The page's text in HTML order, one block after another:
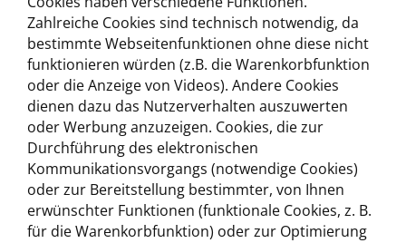
Zahlreiche Cookies sind technisch notwendig, da
bestimmte Webseitenfunktionen ohne diese nicht
funktionieren würden (z.B. die Warenkorbfunktion
oder die Anzeige von Videos). Andere Cookies
dienen dazu das Nutzerverhalten auszuwerten
oder Werbung anzuzeigen. Cookies, die zur
Durchführung des elektronischen
Kommunikationsvorgangs (notwendige Cookies)
oder zur Bereitstellung bestimmter, von Ihnen
erwünschter Funktionen (funktionale Cookies, z. B.
für die Warenkorbfunktion) oder zur Optimierung